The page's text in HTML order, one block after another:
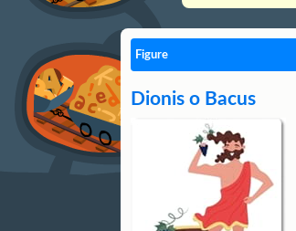
Figure
Dionis o Bacus